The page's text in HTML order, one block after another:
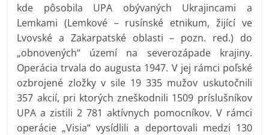
kde pôsobila UPA obývaných Ukrajincami a
Lemkami (Lemkové – rusínské etnikum, žijící ve
Lvovské a Zakarpatské oblasti – pozn. red.) do
„obnovených“ území na severozápade krajiny.
Operácia trvala do augusta 1947. V jej rámci poľské
ozbrojené zložky v sile 19 335 mužov uskutočnili
357 akcií, pri ktorých zneškodnili 1509 príslušníkov
UPA a zistili 2 781 aktívnych pomocníkov. V rámci
operácie „Visia“ vysídlili a deportovali medzi 130